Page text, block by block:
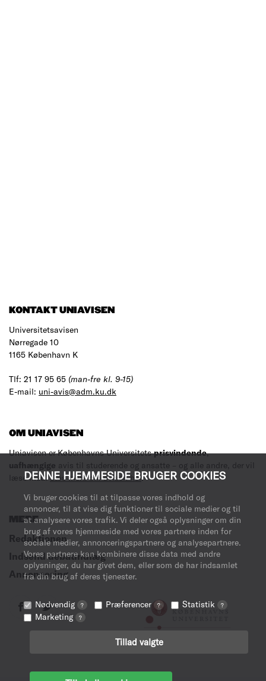
DENNE HJEMMESIDE BRUGER COOKIES
Vi bruger cookies til at tilpasse vores indhold og
annoncer, til at vise dig funktioner til sociale medier og til
at analysere vores trafik. Vi deler også oplysninger om din
brug af vores hjemmeside med vores partnere inden for
sociale medier, annonceringspartnere og analysepartnere.
Vores partnere kan kombinere disse data med andre
oplysninger, du har givet dem, eller som de har indsamlet
fra din brug af deres tjenester.
Nødvendig ? Præferencer ? Statistik ?
Marketing ?
Tillad valgte
KONTAKT UNIAVISEN
Universitetsavisen
Nørregade 10
1165 København K
Tlf: 21 17 95 65 (man-fre kl. 9-15)
E-mail: uni-avis@adm.ku.dk
OM UNIAVISEN
Uniavisen er Københavns Universitetsprisvindende,
uafhængige avis til studerende og ansatte – og alle andre, der vil
læse med.Læs mere om avisen her.
MERE
Redaktionen
Indsend debatindlæg
Annoncering